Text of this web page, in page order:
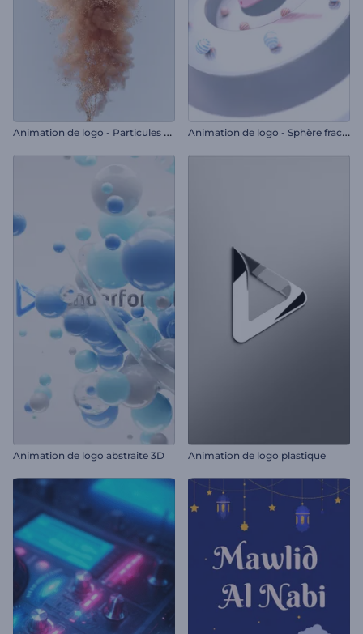
A
nimation de logo - Particules scintillantes A
nimation de logo - Sphère fracturée
Animation de logo abstraite 3D Animation de logo plastique